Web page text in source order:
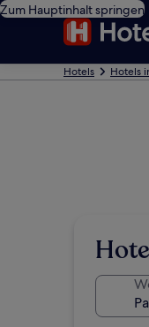
Zum Hauptinhalt springen
Hotels Hotels